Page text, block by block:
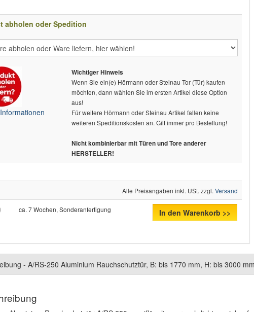
abholen oder Spedition
Wichtiger Hinweis
Wenn Sie ein(e) Hörmann oder Steinau Tor (Tür) kaufen
möchten, dann wählen Sie im ersten Artikel diese Option
aus!
Für weitere Hörmann oder Steinau Artikel fallen keine
weiteren Speditionskosten an. Gilt immer pro Bestellung!
Nicht kombinierbar mit Türen und Tore anderer
HERSTELLER!
Alle Preisangaben inkl. USt. zzgl. Versand
ca. 7 Wochen, Sonderanfertigung In den Warenkorb >>
- A/RS-250 Aluminium Rauchschutztür, B: bis 1770 mm, H: bis 3000 mm